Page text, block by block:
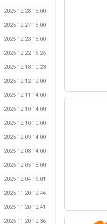
2025-12-28 13:00
2025-12-27 13:00
2025-12-23 13:00
2025-12-22 15:25
2025-12-18 10:23
2025-12-12 12:00
2025-12-11 14:00
2025-12-10 14:00
2025-12-10 10:00
2025-12-09 14:00
2025-12-08 14:00
2025-12-05 18:00
2025-12-04 16:01
2025-11-20 12:46
2025-11-20 12:41
2025-11-20 12:36